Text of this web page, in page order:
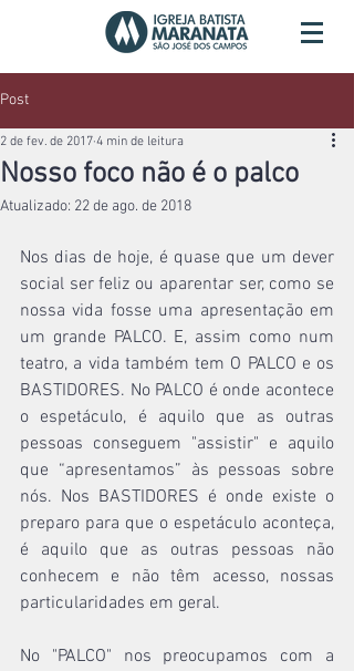
Post
Nosso foco não é o palco
2 de fev. de 2017 4 min de leitura
Atualizado: 22 de ago. de 2018
Nos dias de hoje, é quase que um dever
social ser feliz ou aparentar ser, como se
nossa vida fosse uma apresentação em
um grande PALCO. E, assim como num
teatro, a vida também tem O PALCO e os
BASTIDORES. No PALCO é onde acontece
o espetáculo, é aquilo que as outras
pessoas conseguem "assistir" e aquilo
que “apresentamos” às pessoas sobre
nós. Nos BASTIDORES é onde existe o
preparo para que o espetáculo aconteça,
é aquilo que as outras pessoas não
conhecem e não têm acesso, nossas
particularidades em geral.
No "PALCO" nos preocupamos com a